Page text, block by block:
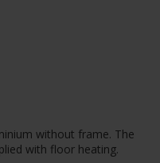
without frame. The
with floor heating.